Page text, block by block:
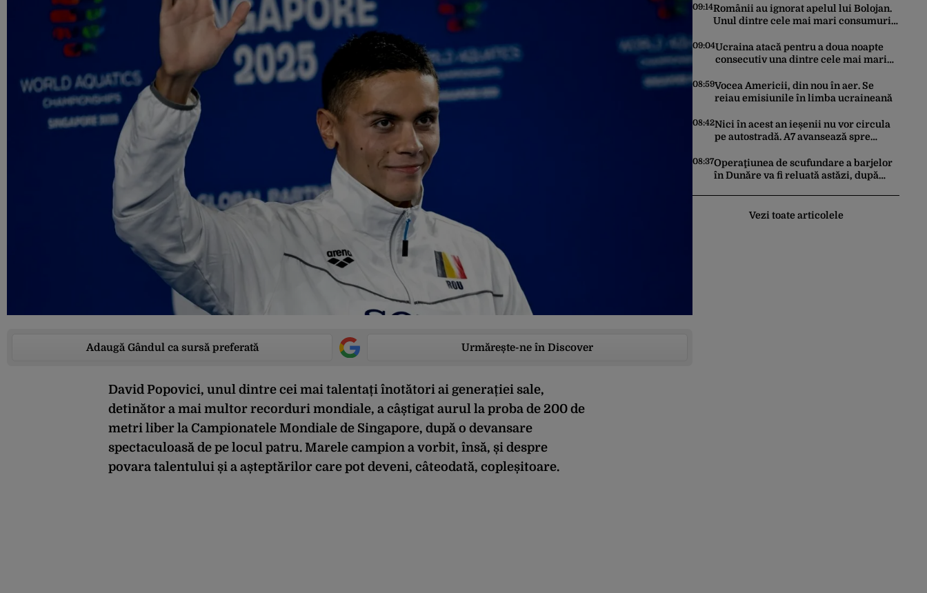
Adaugă Gândul ca sursă preferată Urmărește-ne în Discover
David Popovici, unul dintre cei mai talentați înotători ai generației sale,
detinător a mai multor recorduri mondiale, a câștigat aurul la proba de 200 de
metri liber la Campionatele Mondiale de Singapore, după o devansare
spectaculoasă de pe locul patru. Marele campion a vorbit, însă, și despre
povara talentului și a așteptărilor care pot deveni, câteodată, copleșitoare.
09:14Românii au ignorat apelul lui Bolojan.
Unul dintre cele mai mari consumuri
miercuri seara
09:04Ucraina atacă pentru a doua noapte
consecutiv una dintre cele mai mari
la instalația din Iaroslavl
08:59Vocea Americii, din nou în aer. Se
reiau emisiunile în limba ucraineană
08:42Nici în acest an ieșenii nu vor circula
pe autostradă. A7 avansează spre
întârzie
08:37Operaţiunea de scufundare a barjelor
în Dunăre va fi reluată astăzi, după
Vezi toate articolele